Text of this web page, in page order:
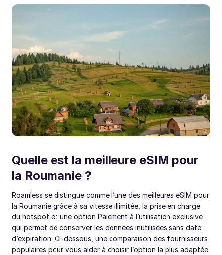
Quelle est la meilleure eSIM pour
la Roumanie ?
Roamless se distingue comme l’une des meilleures eSIM pour
la Roumanie grâce à sa vitesse illimitée, la prise en charge
du hotspot et une option Paiement à l’utilisation exclusive
qui permet de conserver les données inutilisées sans date
d’expiration. Ci-dessous, une comparaison des fournisseurs
populaires pour vous aider à choisir l’option la plus adaptée